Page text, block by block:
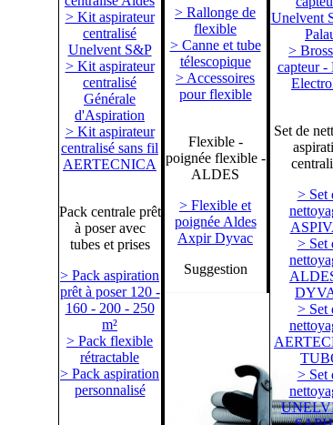
> Kit aspirateur
centralisé
Unelvent S&P
> Kit aspirateur
centralisé
Générale
d'Aspiration
> Kit aspirateur
centralisé sans fil
AERTECNICA
Pack centrale prêt
à poser avec
tubes et prises
> Pack aspiration
prêt à poser 120 -
160 - 200 - 250
m²
> Pack flexible
rétractable
> Pack aspiration
personnalisé
> Rallonge de
flexible
> Canne et tube
télescopique
> Accessoires
pour flexible
Flexible -
poignée flexible -
ALDES
> Flexible et
poignée Aldes
Axpir Dyvac
Suggestion
Unelvent
>
capteur -
Set de
> Set
> Set
> Set
> Set